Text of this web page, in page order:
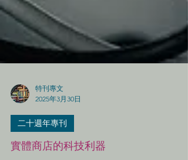
特刊專文
2025年3月30日
二十週年專刊